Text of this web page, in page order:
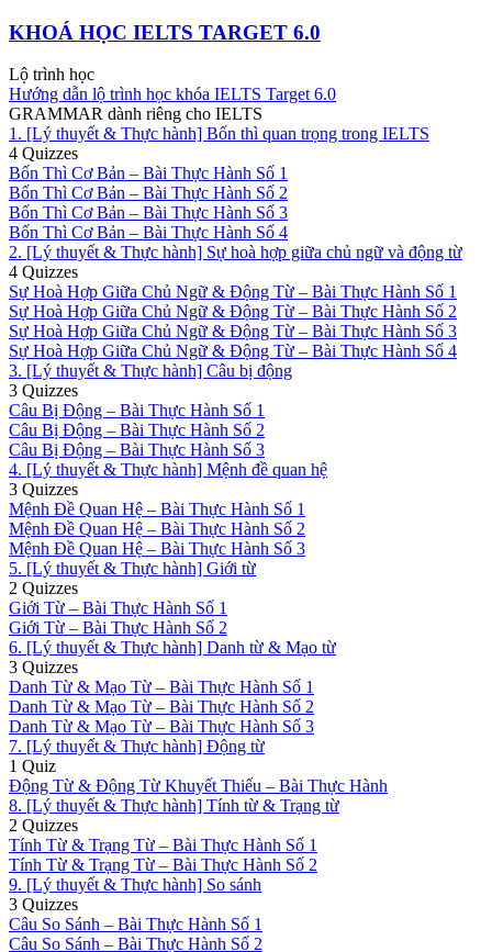
KHOÁ HỌC IELTS TARGET 6.0
Lộ trình học
Hướng dẫn lộ trình học khóa IELTS Target 6.0
GRAMMAR dành riêng cho IELTS
1. [Lý thuyết & Thực hành] Bốn thì quan trọng trong IELTS
4 Quizzes
Bốn Thì Cơ Bản – Bài Thực Hành Số 1
Bốn Thì Cơ Bản – Bài Thực Hành Số 2
Bốn Thì Cơ Bản – Bài Thực Hành Số 3
Bốn Thì Cơ Bản – Bài Thực Hành Số 4
2. [Lý thuyết & Thực hành] Sự hoà hợp giữa chủ ngữ và động từ
4 Quizzes
Sự Hoà Hợp Giữa Chủ Ngữ & Động Từ – Bài Thực Hành Số 1
Sự Hoà Hợp Giữa Chủ Ngữ & Động Từ – Bài Thực Hành Số 2
Sự Hoà Hợp Giữa Chủ Ngữ & Động Từ – Bài Thực Hành Số 3
Sự Hoà Hợp Giữa Chủ Ngữ & Động Từ – Bài Thực Hành Số 4
3. [Lý thuyết & Thực hành] Câu bị động
3 Quizzes
Câu Bị Động – Bài Thực Hành Số 1
Câu Bị Động – Bài Thực Hành Số 2
Câu Bị Động – Bài Thực Hành Số 3
4. [Lý thuyết & Thực hành] Mệnh đề quan hệ
3 Quizzes
Mệnh Đề Quan Hệ – Bài Thực Hành Số 1
Mệnh Đề Quan Hệ – Bài Thực Hành Số 2
Mệnh Đề Quan Hệ – Bài Thực Hành Số 3
5. [Lý thuyết & Thực hành] Giới từ
2 Quizzes
Giới Từ – Bài Thực Hành Số 1
Giới Từ – Bài Thực Hành Số 2
6. [Lý thuyết & Thực hành] Danh từ & Mạo từ
3 Quizzes
Danh Từ & Mạo Từ – Bài Thực Hành Số 1
Danh Từ & Mạo Từ – Bài Thực Hành Số 2
Danh Từ & Mạo Từ – Bài Thực Hành Số 3
7. [Lý thuyết & Thực hành] Động từ
1 Quiz
Động Từ & Động Từ Khuyết Thiếu – Bài Thực Hành
8. [Lý thuyết & Thực hành] Tính từ & Trạng từ
2 Quizzes
Tính Từ & Trạng Từ – Bài Thực Hành Số 1
Tính Từ & Trạng Từ – Bài Thực Hành Số 2
9. [Lý thuyết & Thực hành] So sánh
3 Quizzes
Câu So Sánh – Bài Thực Hành Số 1
Câu So Sánh – Bài Thực Hành Số 2